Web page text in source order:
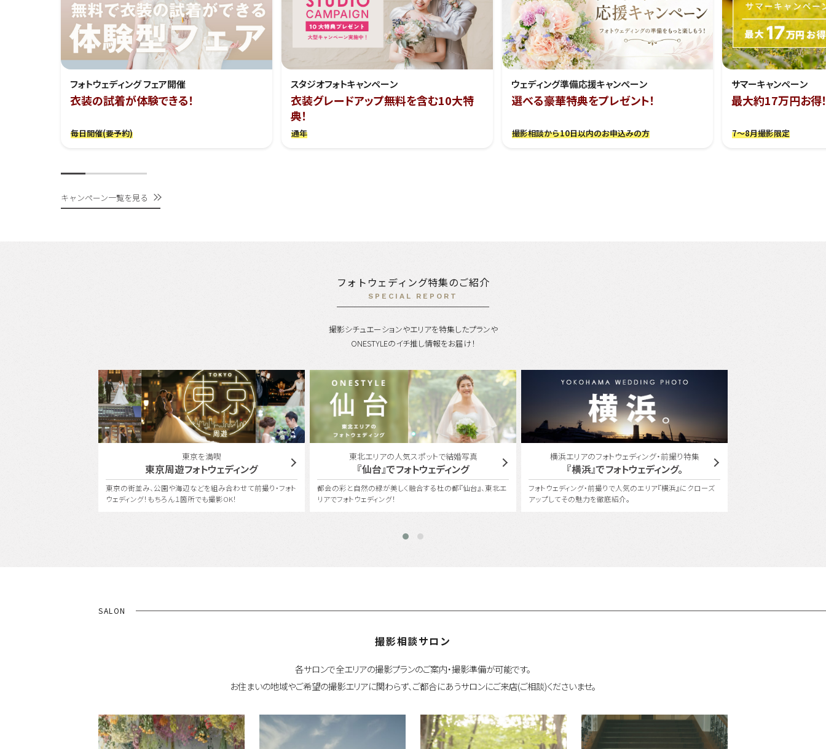
フォトウェディング フェア開催
衣装の試着が体験できる！
毎日開催(要予約)
スタジオフォトキャンペーン
衣装グレードアップ無料を含む10大特
典！
通年
ウェディング準備応援キャンぺーン
選べる豪華特典をプレゼント！
撮影相談から10日以内のお申込みの方
サマーキャンペーン
最大約17万円お得
7～8月撮影限定
キャンペーン一覧を見る
フォトウェディング特集のご紹介
SPECIAL REPORT
撮影シチュエーションやエリアを特集したプランや
ONESTYLEのイチ推し情報をお届け！
東北エリアの人気スポットで結婚写真
『仙台』でフォトウェディング
都会の彩と自然の緑が美しく融合する杜の都『仙台』、東北エ
リアでフォトウェディング！
横浜エリアのフォトウェディング・前撮り特集
『横浜』でフォトウェディング。
フォトウェディング・前撮りで人気のエリア『横浜』にクローズ
アップしてその魅力を徹底紹介。
ユミカツラ コラボレーション
YUMI KATSURA with ONESTYLE
桂 由美氏の美の哲学を受け継ぐ〈ユミカツラ〉の特別な衣装
で、世界にひとつしかないフォトウェディングを。
SALON
撮影相談サロン
各サロンで全エリアの撮影プランのご案内・撮影準備が可能です。
お住まいの地域やご希望の撮影エリアに関わらず、ご都合にあうサロンにご来店(ご相談)くださいませ。